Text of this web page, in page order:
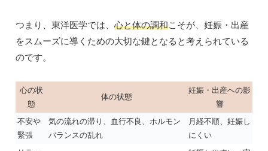
つまり、東洋医学では、 心と体の調和こそが、妊娠・出産
をスムーズに導くための大切な鍵となると考えられている
のです。
心の状
態
体の状態
妊娠・出産への影
響
不安や
緊張
気の流れの滞り、血行不良、ホルモン
バランスの乱れ
月経不順、妊娠し
にくい